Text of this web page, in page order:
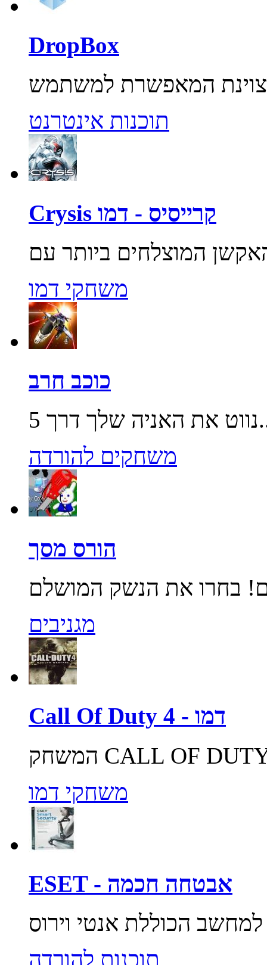
DropBox
תוכנות אינטרנט
Crysis קרייסיס - דמו
משחקי דמו
כוכב חרב
5...
משחקים להורדה
הורס מסך
מגניבים
Call Of Duty 4 - דמו
משחקי דמו
ESET - אבטחה חכמה
תוכנות להורדה